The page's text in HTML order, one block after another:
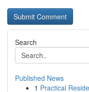
Search
Published News
1 Practical